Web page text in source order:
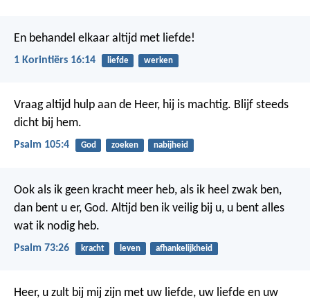
En behandel elkaar altijd met liefde!
1 Korintiërs 16:14 liefde werken
Vraag altijd hulp aan de Heer, hij is machtig. Blijf steeds
dicht bij hem.
Psalm 105:4 God zoeken nabijheid
Ook als ik geen kracht meer heb, als ik heel zwak ben,
dan bent u er, God. Altijd ben ik veilig bij u, u bent alles
wat ik nodig heb.
Psalm 73:26 kracht leven afhankelijkheid
Heer, u zult bij mij zijn met uw liefde, uw liefde en uw